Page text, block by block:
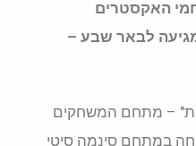
האקסטרים
לבאר שבע –
– מתחם המשחקים
במתחם סינמה סיטי